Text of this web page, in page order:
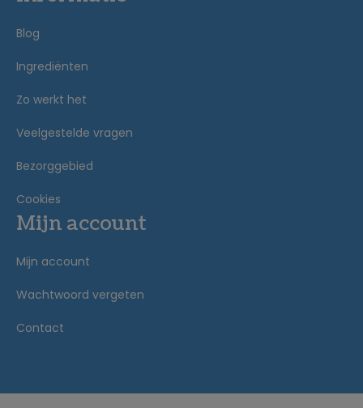
Blog
Ingrediënten
Zo werkt het
Veelgestelde vragen
Bezorggebied
Cookies
Mijn account
Mijn account
Wachtwoord vergeten
Contact